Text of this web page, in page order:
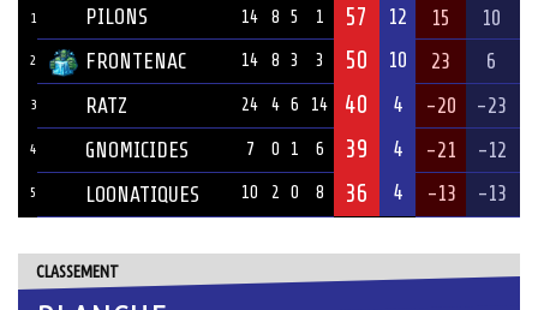
1 PILONS 14 8 5 1 57 12 15 10
2 FRONTENAC 14 8 3 3 50 10 23 6
3 RATZ 24 4 6 14 40 4 -20 -23
4 GNOMICIDES 7 0 1 6 39 4 -21 -12
5 LOONATIQUES 10 2 0 8 36 4 -13 -13
CLASSEMENT